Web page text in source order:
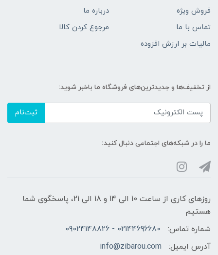
فروش ویژه
درباره ما
تماس با ما
مرجوع کردن کالا
مالیات بر ارزش افزوده
از تخفیف‌ها و جدیدترین‌های فروشگاه ما باخبر شوید:
ثبت‌نام
ما را در شبکه‌های اجتماعی دنبال کنید:
روزهای کاری از ساعت 10 الی 14 و 18 الی 21، پاسخگوی شما
هستیم
شماره تماس:
02144696680 - 09024148826
آدرس ایمیل:
info@zibarou.com